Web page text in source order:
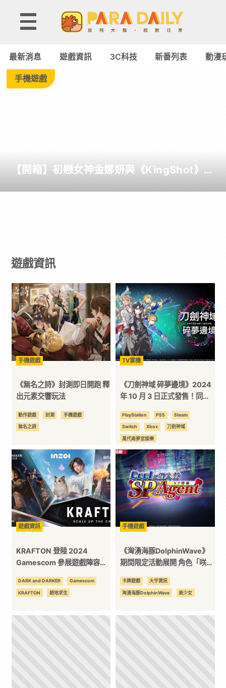
資
Paradaily
-
｜
動
漫
二
次
元
｜
3C
科
技
全
方
位
最新消息 遊戲資訊 3C科技 新番列表 動漫
手機遊戲
【開箱】初戀女神金娜妍與《KingShot》再
遊戲資訊
手機遊戲
《無名之詩》封測即日開跑 釋
出元素交響玩法
動作遊戲 封測 手機遊戲
無名之詩
TV掌機
《刀劍神域 碎夢邊境》2024
年 10 月 3 日正式發售！同步
PlayStation PS5 Steam
Switch Xbox 刀劍神域
萬代南夢宮娛樂
遊戲資訊
KRAFTON 登陸 2024
Gamescom 參展遊戲陣容解
DARK and DARKER Gamescom
KRAFTON 絕地求生
手機遊戲
《洶湧海豚DolphinWave》
期間限定活動展開 角色「咲宮
卡牌遊戲 大宇資訊
洶湧海豚DolphinWave 美少女